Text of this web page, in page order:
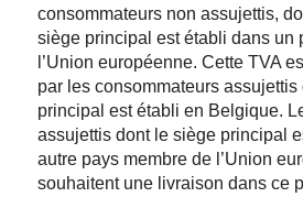
consommateurs non assujettis,
siège principal est établi dans un
l’Union européenne. Cette TVA
par les consommateurs
principal est établi en Belgique.
assujettis dont le siège principal
autre pays membre de l’Union
souhaitent une livraison dans ce